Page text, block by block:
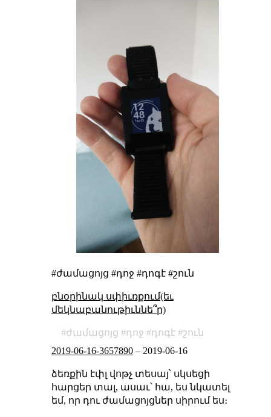
#ժամացոյց #դոջ #դոգէ #շուն
բնօրինակ սփիւռքում(եւ
մեկնաբանութիւննե՞ր)
ժամացոյց դոջ դոգէ
շուն
2019-06-16-3657890– 2019-06-16
ձեռքին էփլ վոթչ տեսայ՝ սկսեցի
հարցեր տալ, ասաւ՝ հա, ես նկատել
եմ, որ դու ժամացոյցներ սիրում ես։